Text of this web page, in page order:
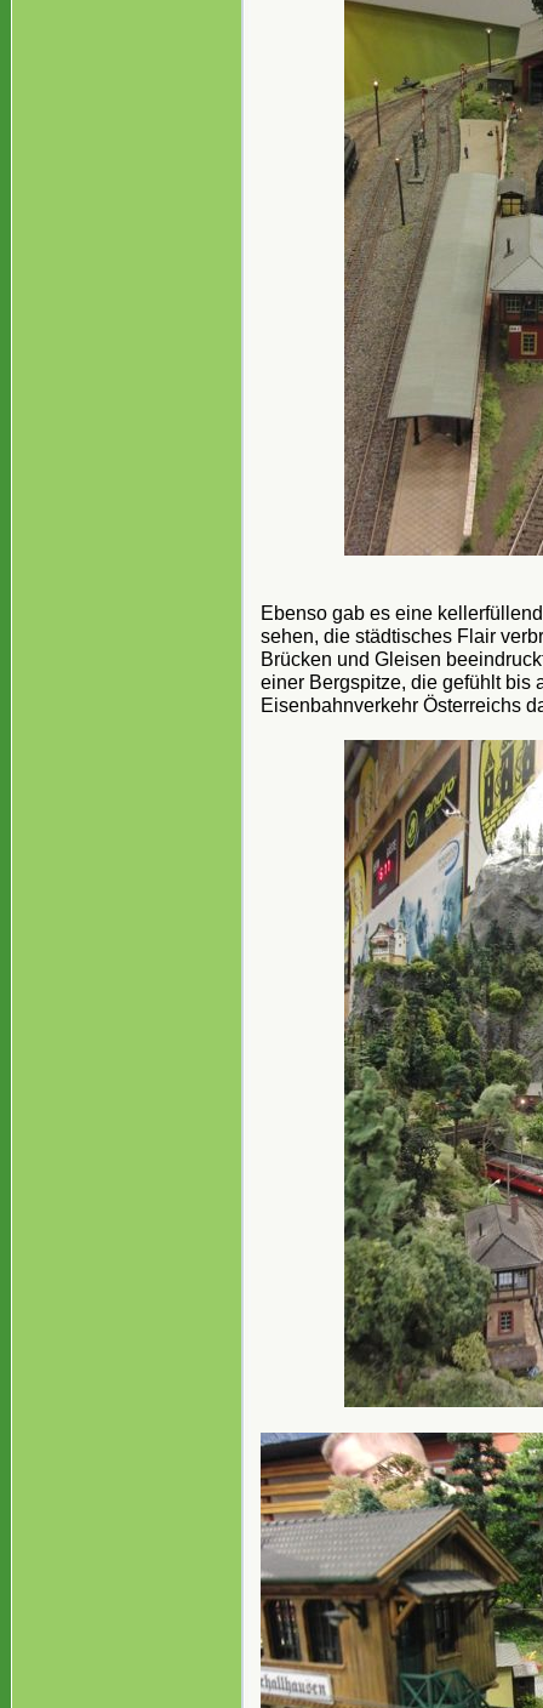
Ebenso gab es eine
sehen, die städtisches Flair
Brücken und Gleisen
einer Bergspitze, die gefühlt bis
Eisenbahnverkehr Österreichs